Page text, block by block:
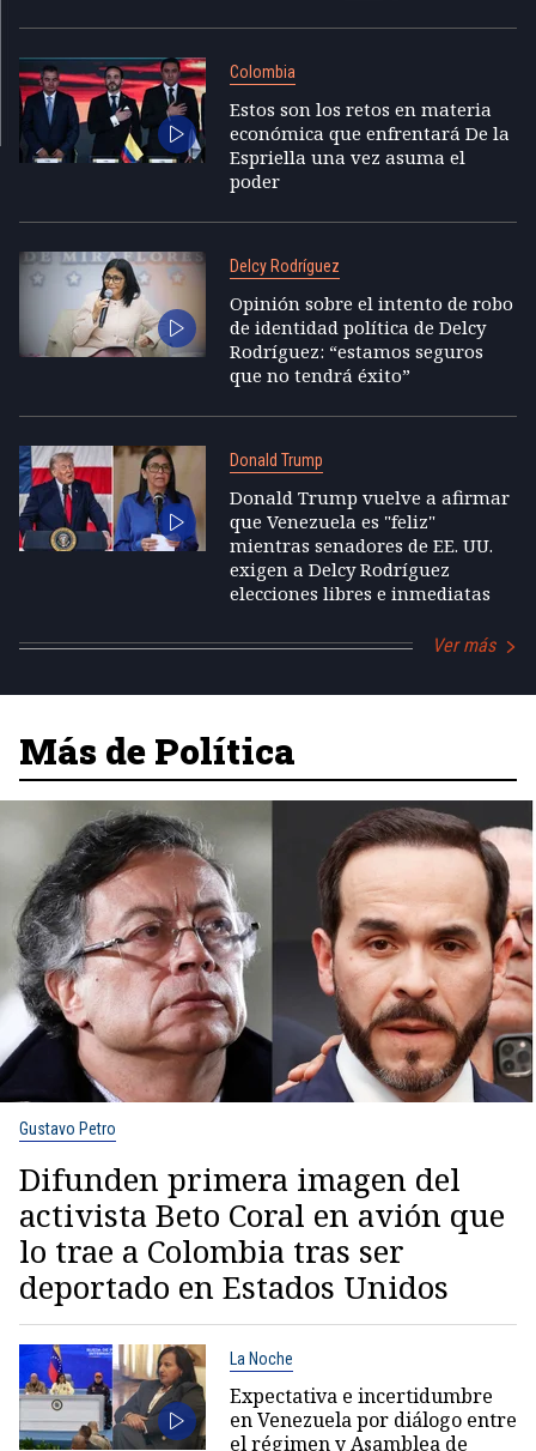
Colombia
Estos son los retos en materia
económica que enfrentará De la
Espriella una vez asuma el
poder
Delcy Rodríguez
Opinión sobre el intento de robo
de identidad política de Delcy
Rodríguez: “estamos seguros
que no tendrá éxito”
Donald Trump
Donald Trump vuelve a afirmar
que Venezuela es "feliz"
mientras senadores de EE. UU.
exigen a Delcy Rodríguez
elecciones libres e inmediatas
Ver más
Más de Política
Gustavo Petro
Difunden primera imagen del
activista Beto Coral en avión que
lo trae a Colombia tras ser
deportado en Estados Unidos
La Noche
Expectativa e incertidumbre
en Venezuela por diálogo entre
el régimen y Asamblea de